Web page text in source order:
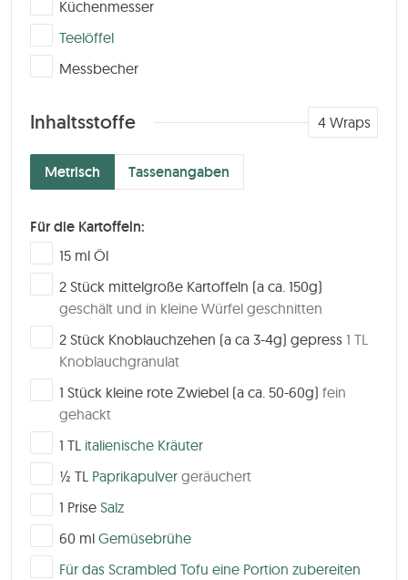
Küchenmesser
▢
Teelöffel
▢Messbecher
Inhaltsstoffe
Metrisch Tassenangaben
4 Wraps
Für die Kartoffeln:
▢
15 ml Öl
▢
2 Stück mittelgroße Kartoffeln (a ca. 150g)
geschält und in kleine Würfel geschnitten
▢
2 Stück Knoblauchzehen (a ca 3-4g) gepress 1 TL
Knoblauchgranulat
▢1 Stück kleine rote Zwiebel (a ca. 50-60g) fein
gehackt
▢1 TL italienische Kräuter
▢
½ TL Paprikapulver geräuchert
▢1 Prise Salz
▢
60 ml Gemüsebrühe
▢
Für das Scrambled Tofu eine Portion zubereiten